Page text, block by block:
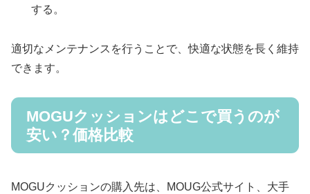
する。
適切なメンテナンスを行うことで、快適な状態を長く維持
できます。
MOGUクッションはどこで買うのが
安い？価格比較
MOGUクッションの購入先は、MOUG公式サイト、大手